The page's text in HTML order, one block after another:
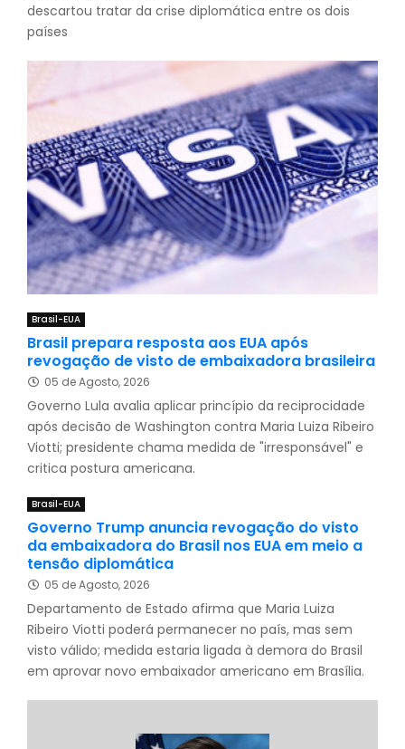
descartou tratar da crise diplomática entre os dois
países
Brasil-EUA
Brasil prepara resposta aos EUA após
revogação de visto de embaixadora brasileira
05 de Agosto, 2026
Governo Lula avalia aplicar princípio da reciprocidade
após decisão de Washington contra Maria Luiza Ribeiro
Viotti; presidente chama medida de "irresponsável" e
critica postura americana.
Brasil-EUA
Governo Trump anuncia revogação do visto
da embaixadora do Brasil nos EUA em meio a
tensão diplomática
05 de Agosto, 2026
Departamento de Estado afirma que Maria Luiza
Ribeiro Viotti poderá permanecer no país, mas sem
visto válido; medida estaria ligada à demora do Brasil
em aprovar novo embaixador americano em Brasília.